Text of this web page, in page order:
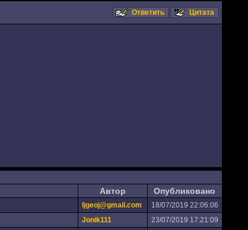
Ответить Цитата
Автор Опубликовано
ljgeoj@gmail.com
18/07/2019 22:06:06
Jonik111
23/07/2019 17:21:09